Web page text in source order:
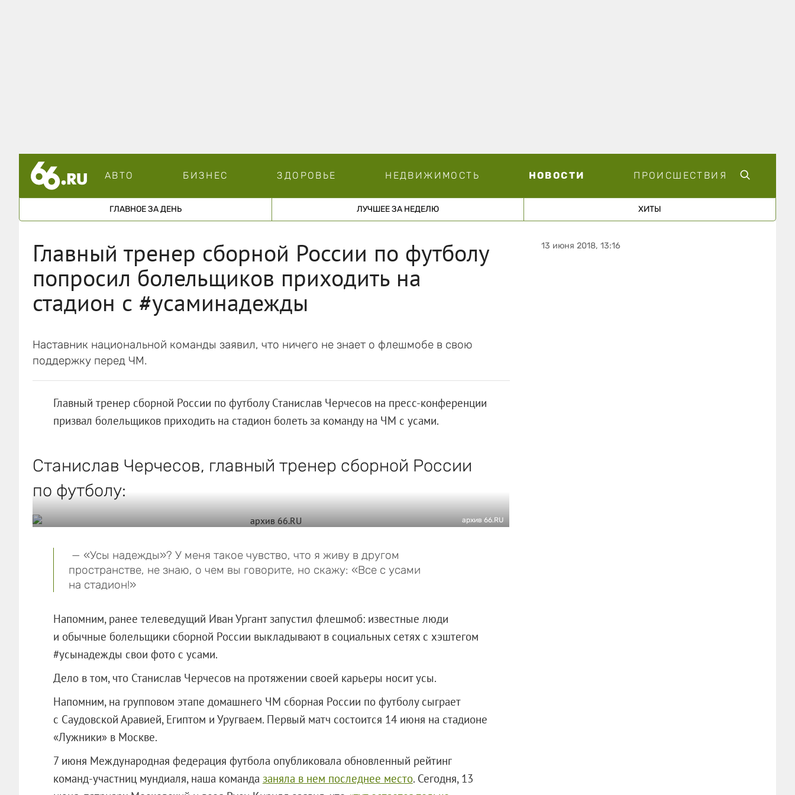
АВТО БИЗНЕС ЗДОРОВЬЕ НЕДВИЖИМОСТЬ НОВОСТИ ПРОИСШЕСТВИЯ
ГЛАВНОЕ ЗА ДЕНЬ ЛУЧШЕЕ ЗА НЕДЕЛЮ ХИТЫ
Главный тренер сборной России по футболу
попросил болельщиков приходить на
стадион с #усаминадежды
Наставник национальной команды заявил, что ничего не знает о флешмобе в свою
поддержку перед ЧМ.
Главный тренер сборной России по футболу Станислав Черчесов на пресс-конференции
призвал болельщиков приходить на стадион болеть за команду на ЧМ с усами.
Станислав Черчесов, главный тренер сборной России
по футболу:
архив 66.RU
— «Усы надежды»? У меня такое чувство, что я живу в другом
пространстве, не знаю, о чем вы говорите, но скажу: «Все с усами
на стадион!»
Напомним, ранее телеведущий Иван Ургант запустил флешмоб: известные люди
и обычные болельщики сборной России выкладывают в социальных сетях с хэштегом
#усынадежды свои фото с усами.
Дело в том, что Станислав Черчесов на протяжении своей карьеры носит усы.
Напомним, на групповом этапе домашнего ЧМ сборная России по футболу сыграет
с Саудовской Аравией, Египтом и Уругваем. Первый матч состоится 14 июня на стадионе
«Лужники» в Москве.
7 июня Международная федерация футбола опубликовала обновленный рейтинг
команд-участниц мундиаля, наша команда заняла в нем последнее место. Сегодня, 13
13 июня 2018, 13:16